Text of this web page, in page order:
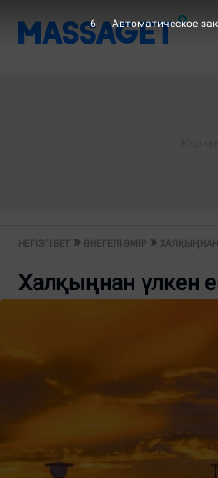
НЕГІЗГІ БЕТ ӨНЕГЕЛІ ӨМІР ХАЛҚЫҢНАН
Халқыңнан үлкен
6 Автоматическое